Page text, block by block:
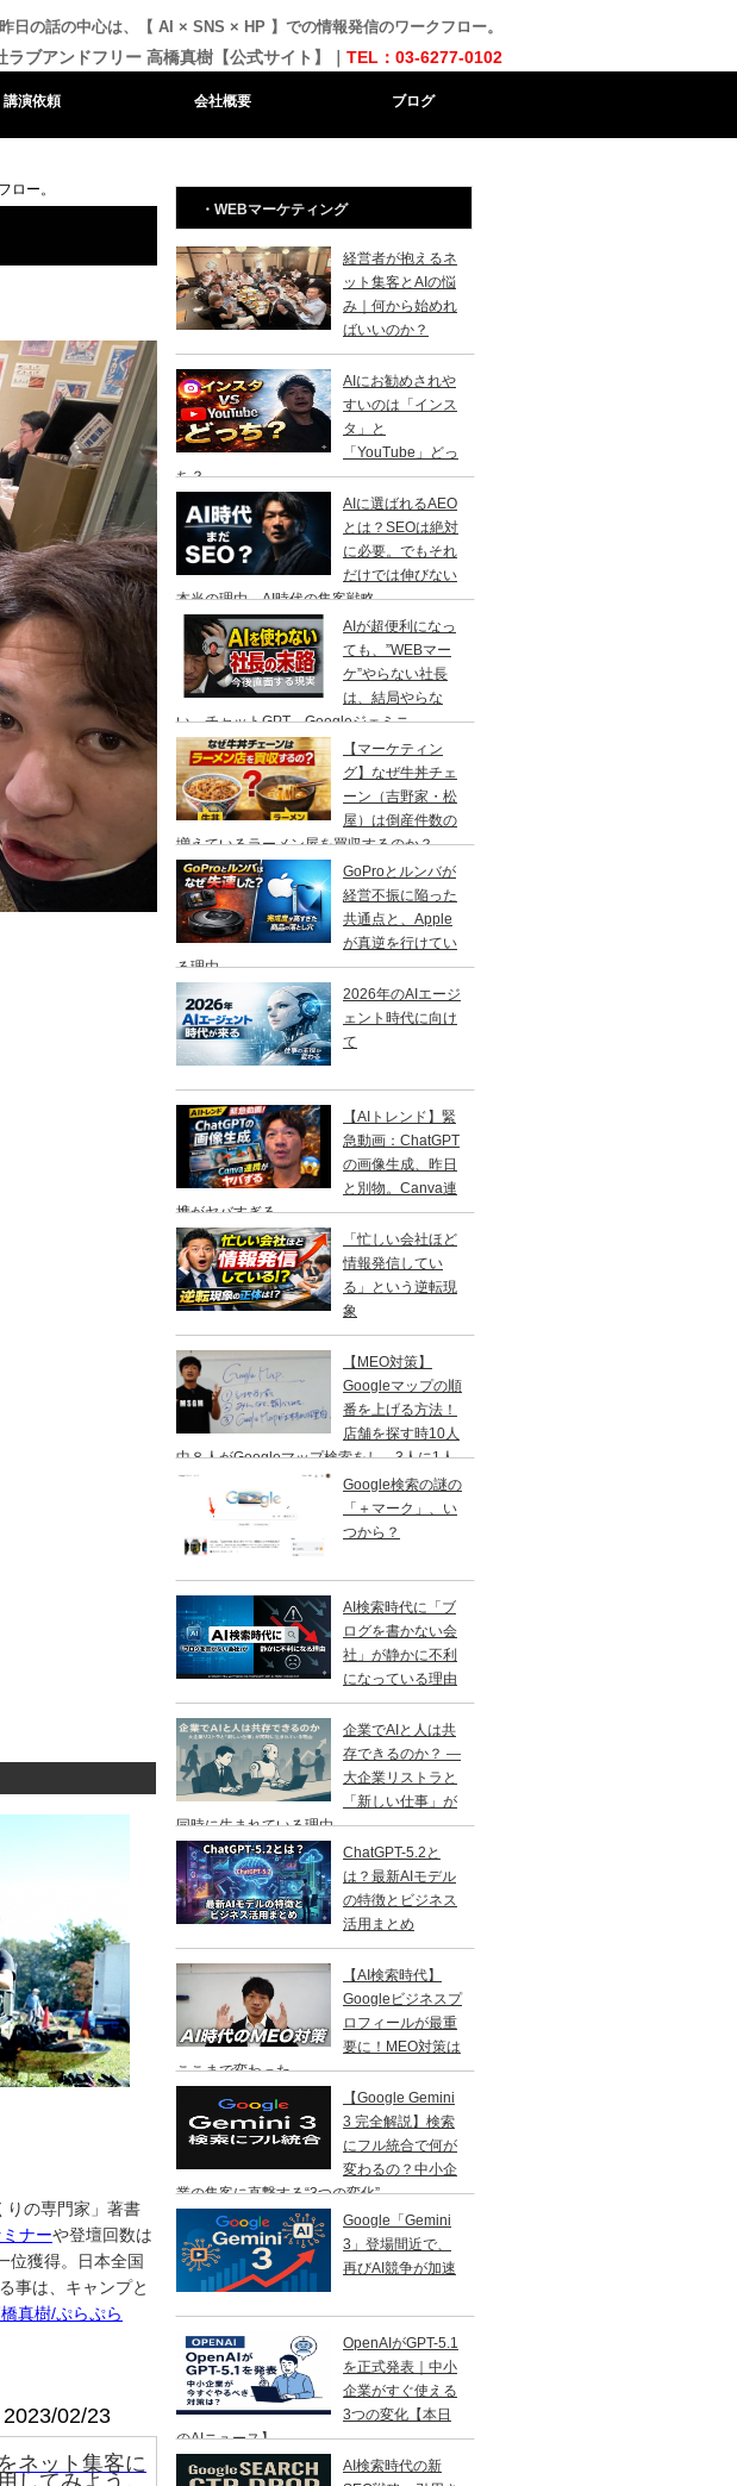
昨日の話の中心は、【 AI × SNS × HP 】での情報発信のワークフロー。
ラブアンドフリー 高橋真樹【公式サイト】｜ TEL：03-6277-0102
講演依頼 会社概要 ブログ
ロー。
りの専門家」著書
ナーや登壇回数は
位獲得。日本全国
事は、キャンプと
真樹/ぷらぷら
2023/02/23
ネット集客に
してみよう。
・WEBマーケティング
経営者が抱えるネ
ット集客とAIの悩
み｜何から始めれ
ばいいのか？
AIにお勧めされや
すいのは「インス
タ」と
「YouTube」どっ
ち？
AIに選ばれるAEO
とは？SEOは絶対
に必要。でもそれ
だけでは伸びない
本当の理由、AI時代の集客戦略
AIが超便利になっ
ても、”WEBマー
ケ”やらない社長
は、結局やらな
い。チャットGPT、Googleジェミニ
【マーケティン
グ】なぜ牛丼チェ
ーン（吉野家・松
屋）は倒産件数の
増えているラーメン屋を買収するのか？
GoProとルンバが
経営不振に陥った
共通点と、Apple
が真逆を行けてい
る理由
2026年のAIエージ
ェント時代に向け
て
【AIトレンド】緊
急動画：ChatGPT
の画像生成、昨日
と別物。Canva連
携がヤバすぎる
「忙しい会社ほど
情報発信してい
る」という逆転現
象
【MEO対策】
Googleマップの順
番を上げる方法！
店舗を探す時10人
中８人がGoogleマップ検索をし、3人に1人
は１日以内に来店する事を知ってますか？
Google検索の謎の
「＋マーク」、い
つから？
AI検索時代に「ブ
ログを書かない会
社」が静かに不利
になっている理由
企業でAIと人は共
存できるのか？ ―
大企業リストラと
「新しい仕事」が
同時に生まれている理由 ―
ChatGPT-5.2と
は？最新AIモデル
の特徴とビジネス
活用まとめ
【AI検索時代】
Googleビジネスプ
ロフィールが最重
要に！MEO対策は
ここまで変わった
【Google Gemini
3 完全解説】検索
にフル統合で何が
変わるの？中小企
業の集客に直撃する“3つの変化”
Google「Gemini
3」登場間近で、
再びAI競争が加速
OpenAIがGPT-5.1
を正式発表｜中小
企業がすぐ使える
3つの変化【本日
のAIニュース】
AI検索時代の新